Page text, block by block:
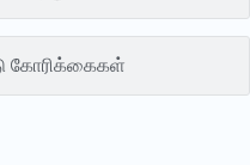
கோரிக்கைகள்